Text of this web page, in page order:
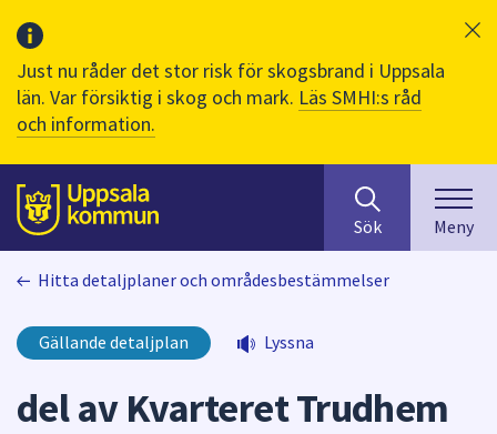
Just nu råder det stor risk för skogsbrand i Uppsala
län. Var försiktig i skog och mark. Läs SMHI:s råd
och information.
Till sidans
huvudinnehåll
efter
innehåll
på
webbplatsen.
skriva
i
Sök Meny
Hitta detaljplaner och områdesbestämmelser
Gällande detaljplan Lyssna
del av Kvarteret Trudhem